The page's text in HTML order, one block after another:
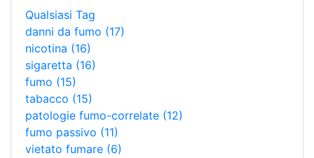
Qualsiasi Tag
danni da fumo (17)
nicotina (16)
sigaretta (16)
fumo (15)
tabacco (15)
patologie fumo-correlate (12)
fumo passivo (11)
vietato fumare (6)